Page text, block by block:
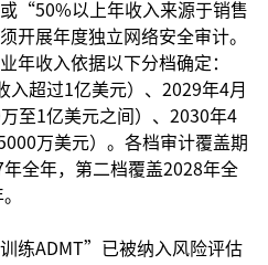
“50%以上年收入来源于销售
开展年度独立网络安全审计。
年收入依据以下分档确定：
入超过1亿美元）、2029年4月
至1亿美元之间）、2030年4
万美元）。各档审计覆盖期
全年，第二档覆盖2028年全
练ADMT”已被纳入风险评估